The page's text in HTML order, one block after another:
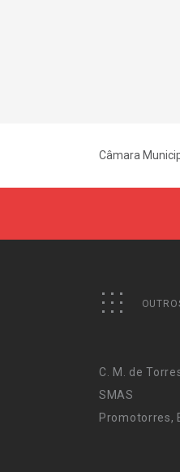
Câmara
C. M. de
SMAS
Promotorres,